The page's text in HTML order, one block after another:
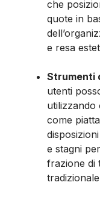
che
quote in
e resa
Strumenti
utenti
utilizzando
come
e stagni
frazione di